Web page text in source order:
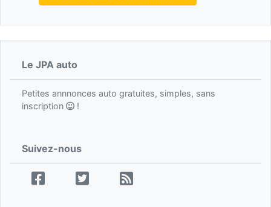
Le JPA auto
Petites annnonces auto gratuites, simples, sans
inscription
!
Suivez-nous